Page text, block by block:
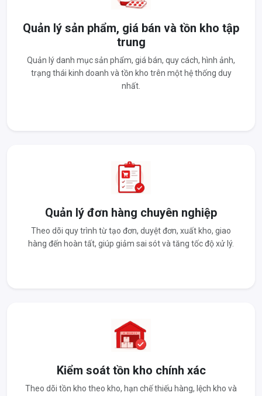
Quản lý sản phẩm, giá bán và tồn kho tập
trung
Quản lý danh mục sản phẩm, giá bán, quy cách, hình ảnh,
trạng thái kinh doanh và tồn kho trên một hệ thống duy
nhất.
Quản lý đơn hàng chuyên nghiệp
Theo dõi quy trình từ tạo đơn, duyệt đơn, xuất kho, giao
hàng đến hoàn tất, giúp giảm sai sót và tăng tốc độ xử lý.
Kiểm soát tồn kho chính xác
Theo dõi tồn kho theo kho, hạn chế thiếu hàng, lệch kho và